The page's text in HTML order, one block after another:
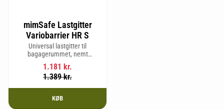
mimSafe Lastgitter
Variobarrier HR S
Universal lastgitter til
bagagerummet, nemt
justerbart for at passe bilens
form og sikre en tryg og sikker
rejse med kæledyr eller last.
1.181 kr.
1.389kr.
KØB